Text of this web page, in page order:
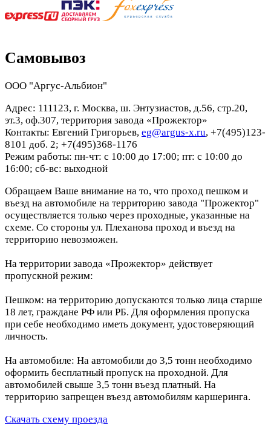
Самовывоз
ООО "Аргус-Альбион"
Адрес: 111123, г. Москва, ш. Энтузиастов, д.56, стр.20,
эт.3, оф.307, территория завода «Прожектор»
Контакты: Евгений Григорьев, eg@argus-x.ru, +7(495)123-
8101 доб. 2; +7(495)368-1176
Режим работы: пн-чт: с 10:00 до 17:00; пт: с 10:00 до
16:00; сб-вс: выходной
Обращаем Ваше внимание на то, что проход пешком и
въезд на автомобиле на территорию завода "Прожектор"
осуществляется только через проходные, указанные на
схеме. Со стороны ул. Плеханова проход и въезд на
территорию невозможен.
На территории завода «Прожектор» действует
пропускной режим:
Пешком: на территорию допускаются только лица старше
18 лет, граждане РФ или РБ. Для оформления пропуска
при себе необходимо иметь документ, удостоверяющий
личность.
На автомобиле: На автомобили до 3,5 тонн необходимо
оформить бесплатный пропуск на проходной. Для
автомобилей свыше 3,5 тонн въезд платный. На
территорию запрещен въезд автомобилям каршеринга.
Скачать схему проезда